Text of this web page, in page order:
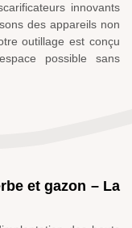
innovants
des appareils non
outillage est conçu
possible sans
et gazon – La